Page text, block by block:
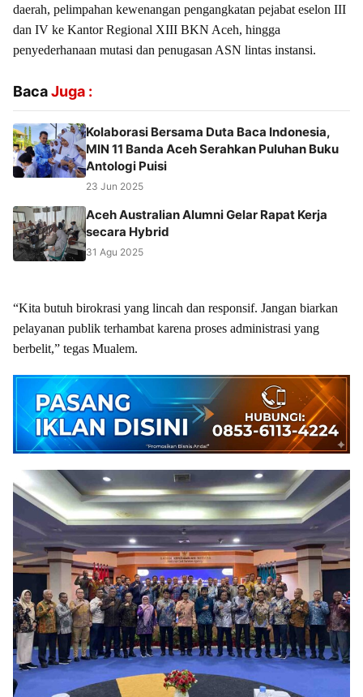
daerah, pelimpahan kewenangan pengangkatan pejabat eselon III
dan IV ke Kantor Regional XIII BKN Aceh, hingga
penyederhanaan mutasi dan penugasan ASN lintas instansi.
BacaJuga :
Kolaborasi Bersama Duta Baca Indonesia,
MIN 11 Banda Aceh Serahkan Puluhan Buku
Antologi Puisi
23 Jun 2025
Aceh Australian Alumni Gelar Rapat Kerja
secara Hybrid
31 Agu 2025
“Kita butuh birokrasi yang lincah dan responsif. Jangan biarkan
pelayanan publik terhambat karena proses administrasi yang
berbelit,” tegas Mualem.